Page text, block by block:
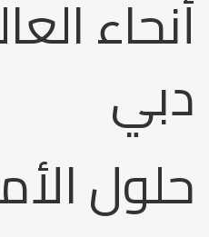
أنحاء
دبي
حلول